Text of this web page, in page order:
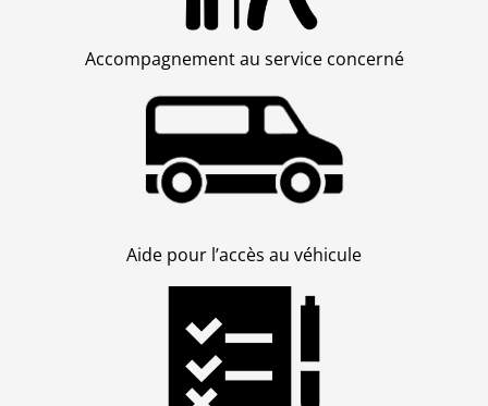
Accompagnement au service concerné
Aide pour l’accès au véhicule